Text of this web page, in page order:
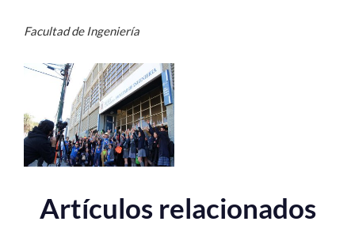
Facultad de Ingeniería
Artículos relacionados